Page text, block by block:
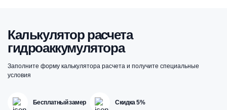
Калькулятор расчета
гидроаккумулятора
Заполните форму калькулятора расчета и получите специальные
условия
Бесплатный замер Скидка 5%